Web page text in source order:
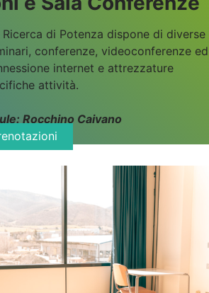
di Potenza dispone di diverse
conferenze, videoconferenze ed
internet e attrezzature
attività.
Rocchino Caivano